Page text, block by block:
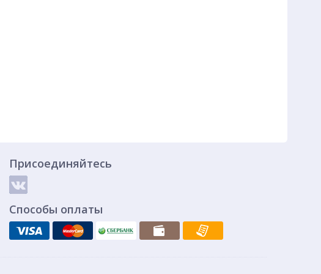
Присоединяйтесь
Способы оплаты